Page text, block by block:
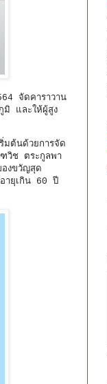
จัดคาราวาน
มิ และให้ผู้สูง
มต้นด้วยการจัด
วิช ตระกูลพา
งขวัญสุด
ายุเกิน 60 ปี